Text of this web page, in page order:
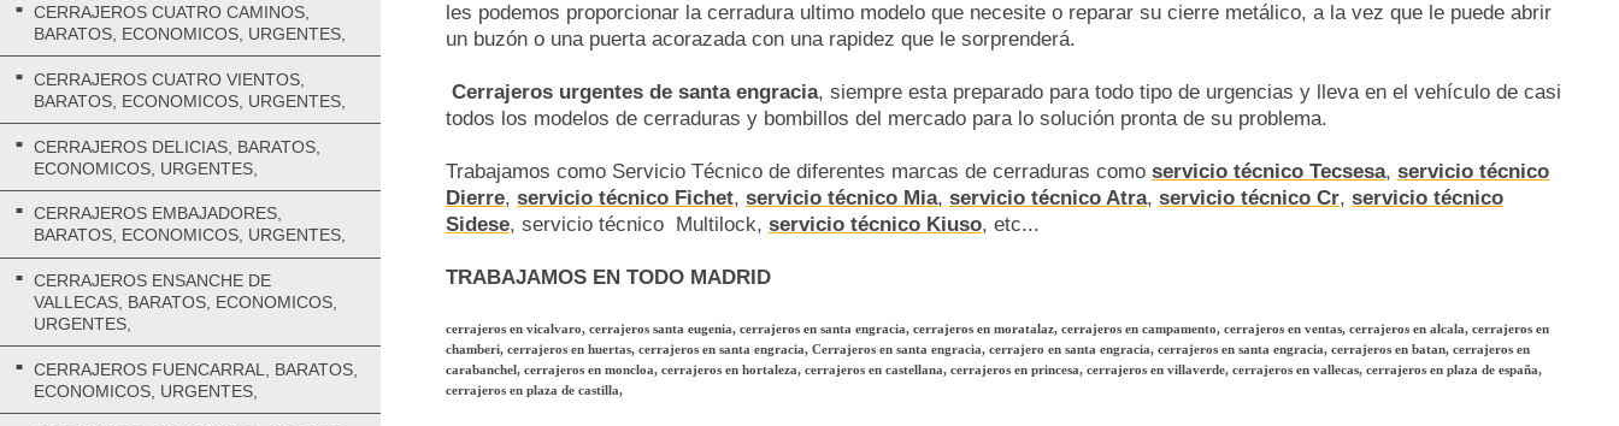
CERRAJEROS CUATRO CAMINOS,
BARATOS, ECONOMICOS, URGENTES,
CERRAJEROS CUATRO VIENTOS,
BARATOS, ECONOMICOS, URGENTES,
CERRAJEROS DELICIAS, BARATOS,
ECONOMICOS, URGENTES,
CERRAJEROS EMBAJADORES,
BARATOS, ECONOMICOS, URGENTES,
CERRAJEROS ENSANCHE DE
VALLECAS, BARATOS, ECONOMICOS,
URGENTES,
CERRAJEROS FUENCARRAL, BARATOS,
ECONOMICOS, URGENTES,
les podemos proporcionar la cerradura ultimo modelo que necesite o reparar su cierre metálico, a la vez que le puede abrir
un buzón o una puerta acorazada con una rapidez que le sorprenderá.
Cerrajeros urgentes de santa engracia, siempre esta preparado para todo tipo de urgencias y lleva en el vehículo de casi
todos los modelos de cerraduras y bombillos del mercado para lo solución pronta de su problema.
Trabajamos como Servicio Técnico de diferentes marcas de cerraduras como servicio técnico Tecsesa, servicio técnico
Dierre, servicio técnico Fichet, servicio técnico Mia, servicio técnico Atra, servicio técnico Cr, servicio técnico
Sidese, servicio técnico Multilock, servicio técnico Kiuso, etc...
TRABAJAMOS EN TODO MADRID
cerrajeros en vicalvaro, cerrajeros santa eugenia, cerrajeros en santa engracia, cerrajeros en moratalaz, cerrajeros en campamento, cerrajeros en ventas, cerrajeros en alcala, cerrajeros en
chamberi, cerrajeros en huertas, cerrajeros en santa engracia, Cerrajeros en santa engracia, cerrajero en santa engracia, cerrajeros en santa engracia, cerrajeros en batan, cerrajeros en
carabanchel, cerrajeros en moncloa, cerrajeros en hortaleza, cerrajeros en castellana, cerrajeros en princesa, cerrajeros en villaverde, cerrajeros en vallecas, cerrajeros en plaza de españa,
cerrajeros en plaza de castilla,